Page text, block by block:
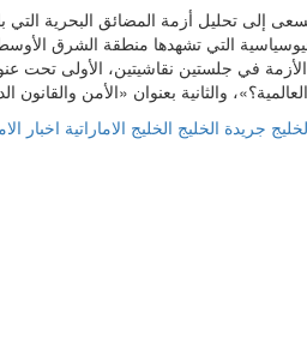
إلى تحليل أزمة المضائق البحرية
التي تشهدها منطقة الشرق
الأزمة في جلستين نقاشيتين، الأولى
جريدة الخليج الخليج الاماراتية اخبار